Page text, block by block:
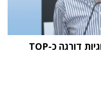
מחקר STKI השנתי: וואן טכנולוגיות דורגה כ-TOP